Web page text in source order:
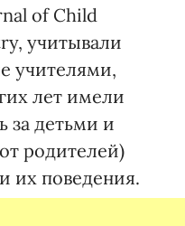
of Child
учитывали
учителями,
лет имели
за детьми и
родителей)
их поведения.